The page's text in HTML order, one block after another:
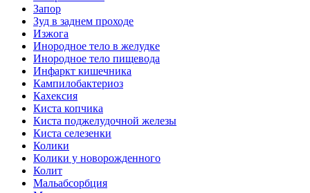
Запор
Зуд в заднем проходе
Изжога
Инородное тело в желудке
Инородное тело пищевода
Инфаркт кишечника
Кампилобактериоз
Кахексия
Киста копчика
Киста поджелудочной железы
Киста селезенки
Колики
Колики у новорожденного
Колит
Мальабсорбция